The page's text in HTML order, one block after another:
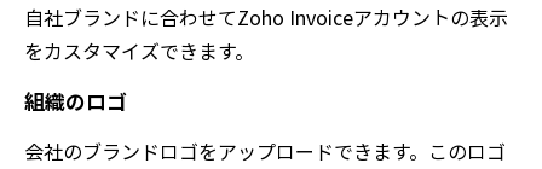
自社ブランドに合わせてZoho Invoiceアカウントの表示
をカスタマイズできます。
組織のロゴ
会社のブランドロゴをアップロードできます。このロゴ